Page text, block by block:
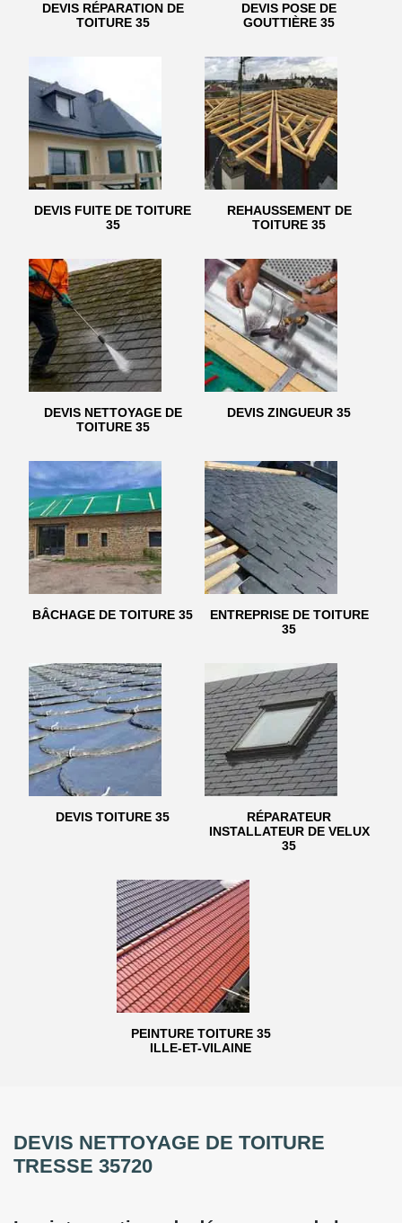
DEVIS RÉPARATION DE
TOITURE 35
DEVIS POSE DE
GOUTTIÈRE 35
DEVIS FUITE DE TOITURE
35
REHAUSSEMENT DE
TOITURE 35
DEVIS NETTOYAGE DE
TOITURE 35
DEVIS ZINGUEUR 35
BÂCHAGE DE TOITURE 35
ENTREPRISE DE TOITURE
35
DEVIS TOITURE 35
RÉPARATEUR
INSTALLATEUR DE VELUX
35
PEINTURE TOITURE 35
ILLE-ET-VILAINE
DEVIS NETTOYAGE DE TOITURE
TRESSE 35720